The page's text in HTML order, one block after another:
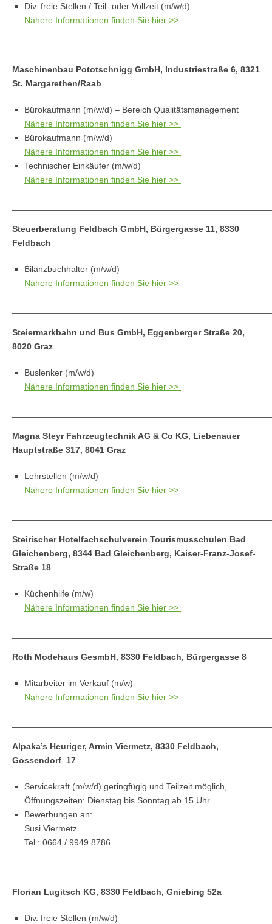
Div. freie Stellen / Teil- oder Vollzeit (m/w/d)
Nähere Informationen finden Sie hier >>
Maschinenbau Pototschnigg GmbH, Industriestraße 6, 8321
St. Margarethen/Raab
Bürokaufmann (m/w/d) – Bereich Qualitätsmanagement
Nähere Informationen finden Sie hier >>
Bürokaufmann (m/w/d)
Nähere Informationen finden Sie hier >>
Technischer Einkäufer (m/w/d)
Nähere Informationen finden Sie hier >>
Steuerberatung Feldbach GmbH, Bürgergasse 11, 8330
Feldbach
Bilanzbuchhalter (m/w/d)
Nähere Informationen finden Sie hier >>
Steiermarkbahn und Bus GmbH, Eggenberger Straße 20,
8020 Graz
Buslenker (m/w/d)
Nähere Informationen finden Sie hier >>
Magna Steyr Fahrzeugtechnik AG & Co KG, Liebenauer
Hauptstraße 317, 8041 Graz
Lehrstellen (m/w/d)
Nähere Informationen finden Sie hier >>
Steirischer Hotelfachschulverein Tourismusschulen Bad
Gleichenberg, 8344 Bad Gleichenberg, Kaiser-Franz-Josef-
Straße 18
Küchenhilfe (m/w)
Nähere Informationen finden Sie hier >>
Roth Modehaus GesmbH, 8330 Feldbach, Bürgergasse 8
Mitarbeiter im Verkauf (m/w)
Nähere Informationen finden Sie hier >>
Alpaka’s Heuriger, Armin Viermetz, 8330 Feldbach,
Gossendorf 17
Servicekraft (m/w/d) geringfügig und Teilzeit möglich,
Öffnungszeiten: Dienstag bis Sonntag ab 15 Uhr.
Bewerbungen an:
Susi Viermetz
Tel.: 0664 / 9949 8786
Florian Lugitsch KG, 8330 Feldbach, Gniebing 52a
Div. freie Stellen (m/w/d)